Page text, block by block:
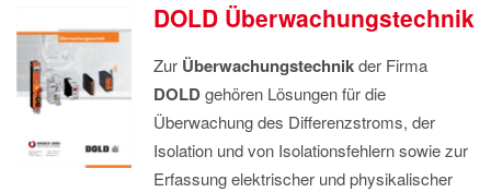
DOLD Überwachungstechnik
Zur Überwachungstechnikder Firma
DOLDgehören Lösungen für die
Überwachung des Differenzstroms, der
Isolation und von Isolationsfehlern sowie zur
Erfassung elektrischer und physikalischer